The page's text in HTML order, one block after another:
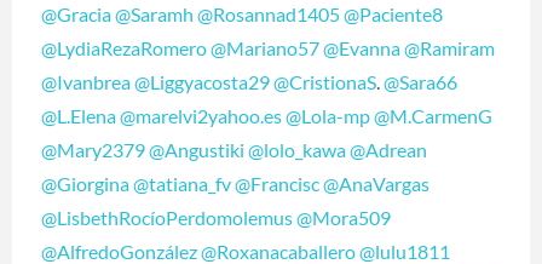
@Gracia@Saramh @Rosannad1405@Paciente8
@LydiaRezaRomero@Mariano57@Evanna@Ramiram
@Ivanbrea@Liggyacosta29@CristionaS @Sara66
@L.Elena@marelvi2yahoo.es@Lola-mp@M.CarmenG
@Mary2379@Angustiki @lolo_kawa@Adrean
@Giorgina@tatiana_fv@Francisc@AnaVargas
@LisbethRocíoPerdomolemus@Mora509
@AlfredoGonzález@Roxanacaballero@lulu1811